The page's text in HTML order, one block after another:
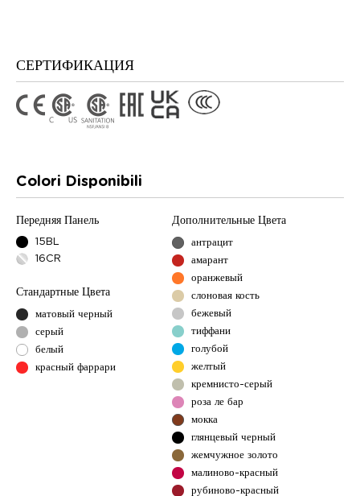
СЕРТИФИКАЦИЯ
Colori Disponibili
Передняя Панель
15BL
16CR
Стандартные Цвета
матовый черный
серый
белый
красный фаррари
Дополнительные Цвета
антрацит
амарант
оранжевый
слоновая кость
бежевый
тиффани
голубой
желтый
кремнисто-серый
роза ле бар
мокка
глянцевый черный
жемчужное золото
малиново-красный
рубиново-красный